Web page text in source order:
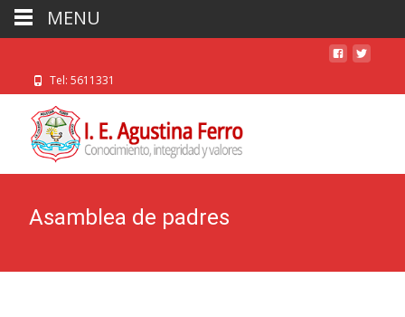
Tel: 5611331
Asamblea de padres
MENU